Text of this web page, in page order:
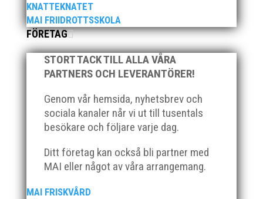
KNATTEKNATET
MAI FRIIDROTTSSKOLA
FÖRETAG
STORT TACK TILL ALLA VÅRA
PARTNERS OCH LEVERANTÖRER!
Genom vår hemsida, nyhetsbrev och
sociala kanaler når vi ut till tusentals
besökare och följare varje dag.
Ditt företag kan också bli partner med
MAI eller något av våra arrangemang.
MAI FRISKVÅRD